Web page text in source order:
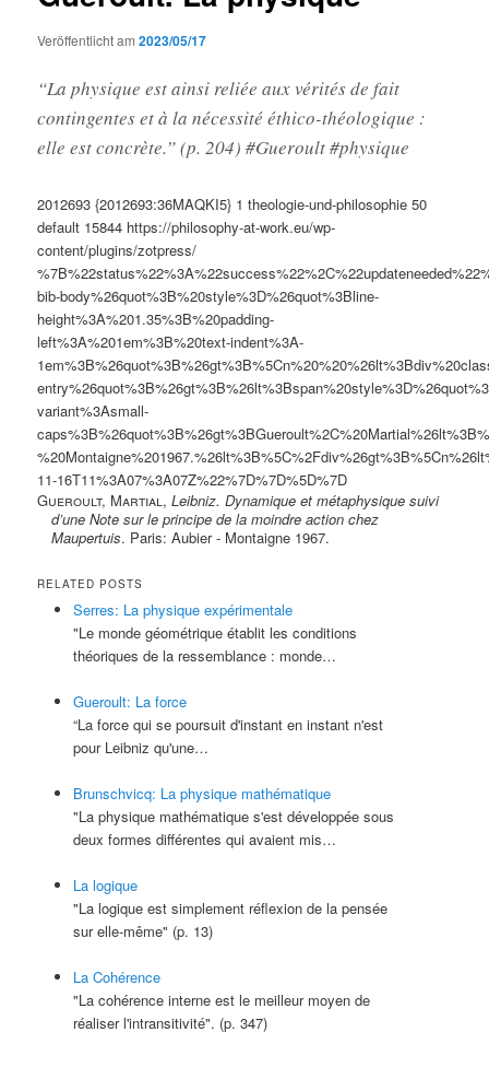
Veröffentlicht am2023/05/17
“La physique est ainsi reliée aux vérités de fait
contingentes et à la nécessité éthico-théologique :
elle est concrète.” (p. 204) #Gueroult #physique
2012693 {2012693:36MAQKI5} 1 theologie-und-philosophie 50
default 15844 https://philosophy-at-work.eu/wp-
content/plugins/zotpress/
bib-body%26quot%3B%20style%3D%26quot%3Bline-
height%3A%201.35%3B%20padding-
left%3A%201em%3B%20text-indent%3A-
variant%3Asmall-
11-16T11%3A07%3A07Z%22%7D%7D%5D%7D
Gueroult, Martial ,Leibniz. Dynamique et métaphysique suivi
d’une Note sur le principe de la moindre action chez
Maupertuis. Paris: Aubier - Montaigne 1967.
RELATED POSTS
Serres: La physique expérimentale
"Le monde géométrique établit les conditions
théoriques de la ressemblance : monde…
Gueroult: La force
“La force qui se poursuit d'instant en instant n'est
pour Leibniz qu'une…
Brunschvicq: La physique mathématique
"La physique mathématique s'est développée sous
deux formes différentes qui avaient mis…
La logique
"La logique est simplement réflexion de la pensée
sur elle-même" (p. 13)
La Cohérence
"La cohérence interne est le meilleur moyen de
réaliser l'intransitivité". (p. 347)